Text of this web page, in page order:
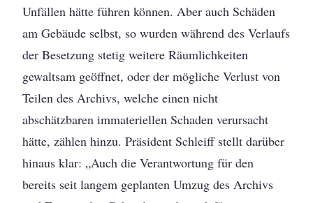
Unfällen hätte führen können. Aber auch Schäden
am Gebäude selbst, so wurden während des Verlaufs
der Besetzung stetig weitere Räumlichkeiten
gewaltsam geöffnet, oder der mögliche Verlust von
Teilen des Archivs, welche einen nicht
abschätzbaren immateriellen Schaden verursacht
hätte, zählen hinzu. Präsident Schleiff stellt darüber
hinaus klar: „Auch die Verantwortung für den
bereits seit langem geplanten Umzug des Archivs